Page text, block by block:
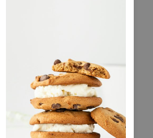
Leer
Wijdtemaat
h
Uitneembaar
voetbed
ja